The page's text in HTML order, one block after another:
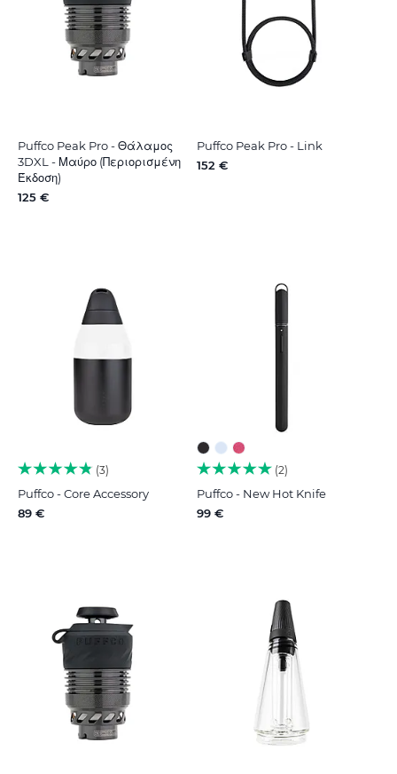
Puffco Peak Pro - Θάλαμος
3DXL - Μαύρο (Περιορισμένη
Έκδοση)
125 €
Puffco Peak Pro - Link
152 €
3
Puffco - Core Accessory
89 €
2
Puffco - New Hot Knife
99 €